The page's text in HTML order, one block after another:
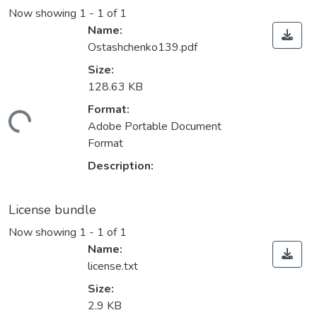
Now showing 1 - 1 of 1
Loading...
Name:
Ostashchenko139.pdf
Size:
128.63 KB
Format:
Adobe Portable Document
Format
Description:
License bundle
Now showing 1 - 1 of 1
Name:
license.txt
Size:
2.9 KB